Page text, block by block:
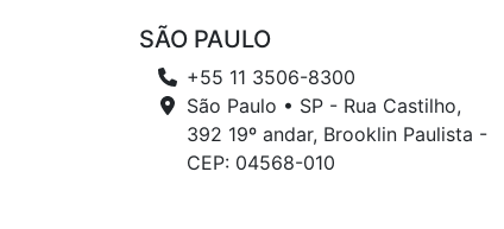
SÃO PAULO
+55 11 3506-8300
São Paulo • SP - Rua Castilho,
392 19º andar, Brooklin Paulista -
CEP: 04568-010